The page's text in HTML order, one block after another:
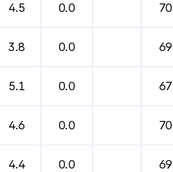
4.5 0.0 70
3.8 0.0 69
5.1 0.0 67
4.6 0.0 70
4.4 0.0 69